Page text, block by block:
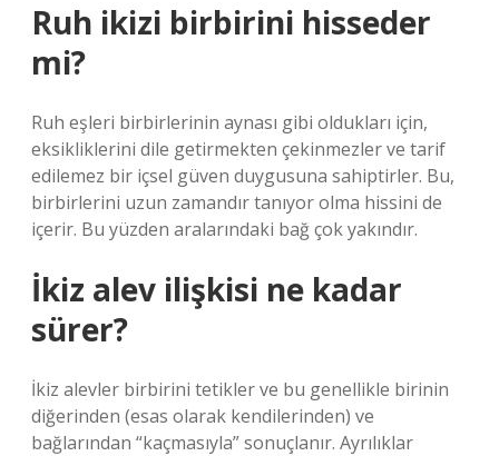
Ruh ikizi birbirini hisseder
mi?
Ruh eşleri birbirlerinin aynası gibi oldukları için,
eksikliklerini dile getirmekten çekinmezler ve tarif
edilemez bir içsel güven duygusuna sahiptirler. Bu,
birbirlerini uzun zamandır tanıyor olma hissini de
içerir. Bu yüzden aralarındaki bağ çok yakındır.
İkiz alev ilişkisi ne kadar
sürer?
İkiz alevler birbirini tetikler ve bu genellikle birinin
diğerinden (esas olarak kendilerinden) ve
bağlarından “kaçmasıyla” sonuçlanır. Ayrılıklar